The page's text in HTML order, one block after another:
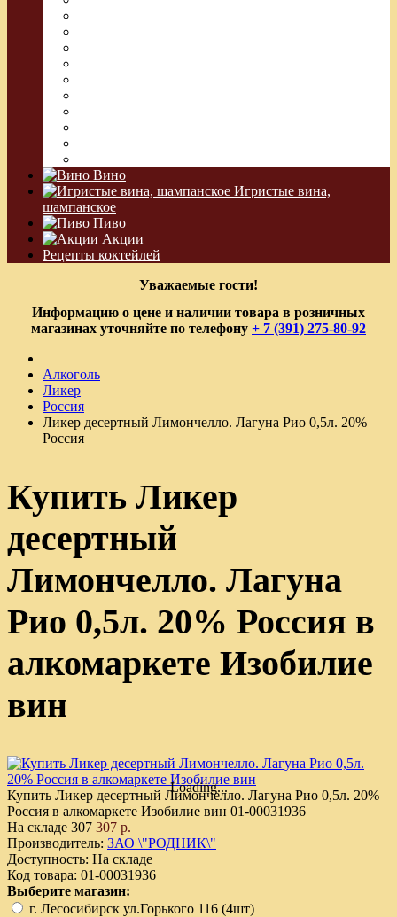
Вино
Игристые вина,
шампанское
Пиво
Акции
Рецепты коктейлей
Уважаемые гости!
Информацию о цене и наличии товара в розничных
магазинах уточняйте по телефону + 7 (391) 275-80-92
Алкоголь
Ликер
Россия
Ликер десертный Лимончелло. Лагуна Рио 0,5л. 20%
Россия
Купить Ликер
десертный
Лимончелло. Лагуна
Рио 0,5л. 20% Россия в
алкомаркете Изобилие
вин
Loading...
Купить Ликер десертный Лимончелло. Лагуна Рио 0,5л. 20%
Россия в алкомаркете Изобилие вин 01-00031936
На складе 307 307 р.
Производитель: ЗАО \"РОДНИК\"
Доступность: На складе
Код товара: 01-00031936
Выберите магазин:
г. Лесосибирск ул.Горького 116 (4шт)